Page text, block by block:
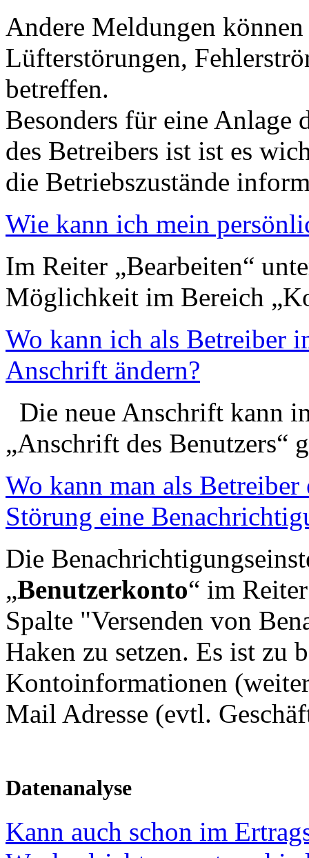
Andere Meldungen
Lüfterstörungen,
betreffen.
Besonders für eine
des Betreibers ist ist es
die Betriebszustände
Wie kann ich mein
Im Reiter „Bearbeiten“
Möglichkeit im Bereich
Wo kann ich als Betreiber
Anschrift ändern?
Die neue Anschrift kann
„Anschrift des Benutzers“
Wo kann man als
Störung eine
Die
„Benutzerkonto“ im
Spalte "Versenden von
Haken zu setzen. Es ist zu
Kontoinformationen
Mail Adresse (evtl.
Datenanalyse
Kann auch schon im